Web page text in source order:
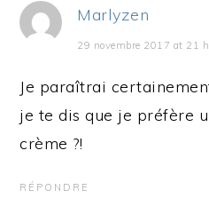
Marlyzen
29 novembre 2017 at 21
Je paraîtrai
je te dis que je préfère
crème ?!
RÉPONDRE